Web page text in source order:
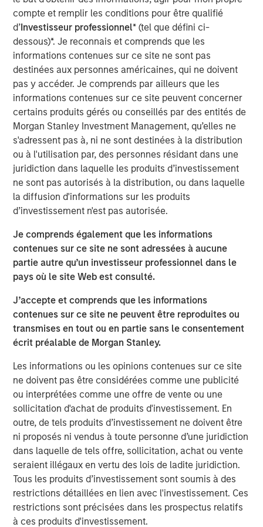
compte et remplir les conditions pour être qualifié
d’Investisseur professionnel* (tel que défini ci-
dessous)*. Je reconnais et comprends que les
informations contenues sur ce site ne sont pas
destinées aux personnes américaines, qui ne doivent
pas y accéder. Je comprends par ailleurs que les
informations contenues sur ce site peuvent concerner
certains produits gérés ou conseillés par des entités de
Morgan Stanley Investment Management, qu’elles ne
s'adressent pas à, ni ne sont destinées à la distribution
ou à l'utilisation par, des personnes résidant dans une
juridiction dans laquelle les produits d’investissement
ne sont pas autorisés à la distribution, ou dans laquelle
la diffusion d'informations sur les produits
d’investissement n'est pas autorisée.
Je comprends également que les informations
contenues sur ce site ne sont adressées à aucune
partie autre qu’un investisseur professionnel dans le
pays où le site Web est consulté.
J’accepte et comprends que les informations
contenues sur ce site ne peuvent être reproduites ou
transmises en tout ou en partie sans le consentement
écrit préalable de Morgan Stanley.
Les informations ou les opinions contenues sur ce site
ne doivent pas être considérées comme une publicité
ou interprétées comme une offre de vente ou une
sollicitation d'achat de produits d'investissement. En
outre, de tels produits d’investissement ne doivent être
ni proposés ni vendus à toute personne d’une juridiction
dans laquelle de tels offre, sollicitation, achat ou vente
seraient illégaux en vertu des lois de ladite juridiction.
Tous les produits d’investissement sont soumis à des
restrictions détaillées en lien avec l'investissement. Ces
restrictions sont précisées dans les prospectus relatifs
à ces produits d'investissement.
highest quality products with best-in-class lead times
and service.
Temkin International, founded in 1980 and headquartered
in Payson, UT has provided customers with superior
packaging products by focusing on the core principles of
service, value and distinction. Temkin is a recognized
provider of rollstock, stand-up pouches and floral sleeves
and operates state-of-the-art manufacturing facilities in
Payson, UT and Bogota, Colombia with offices in Miami,
FL and Toronto, Canada. Offering in-house graphics and
plate making capability, the company is known for speed
to market in key target segments including food, fresh
produce, floral and stationary and craft. The company is
AIB certified.
Kevin Keneally, CEO of PPC Flexible, said, “We are thrilled
to have the outstanding team at Temkin International join
the PPC family. Danny Temkin and Lynn Abplanalp have
assembled a world-class manufacturing, pre-press and
innovation, service and quality. Having a west coast and
South American presence expands our geographic
footprint and provides us deeper capabilities in stand up
pouch, plate making and flexographic printing.”
Danny Temkin, founder of Temkin International, said,
“Since starting the business in 1980, we at Temkin have
been at the forefront of providing our customers with the
highest quality packaging through best in class printing
and use of innovative converting technology. I’m
tremendously proud of our company, whose over 500
employees across three countries serve our clients in a
first-class way. Temkin is excited to partner with PPC.
Together, PPC and Temkin will continue to deliver high
quality products and service to our clients.”
Eric Kanter, Managing Director of Morgan Stanley Capital